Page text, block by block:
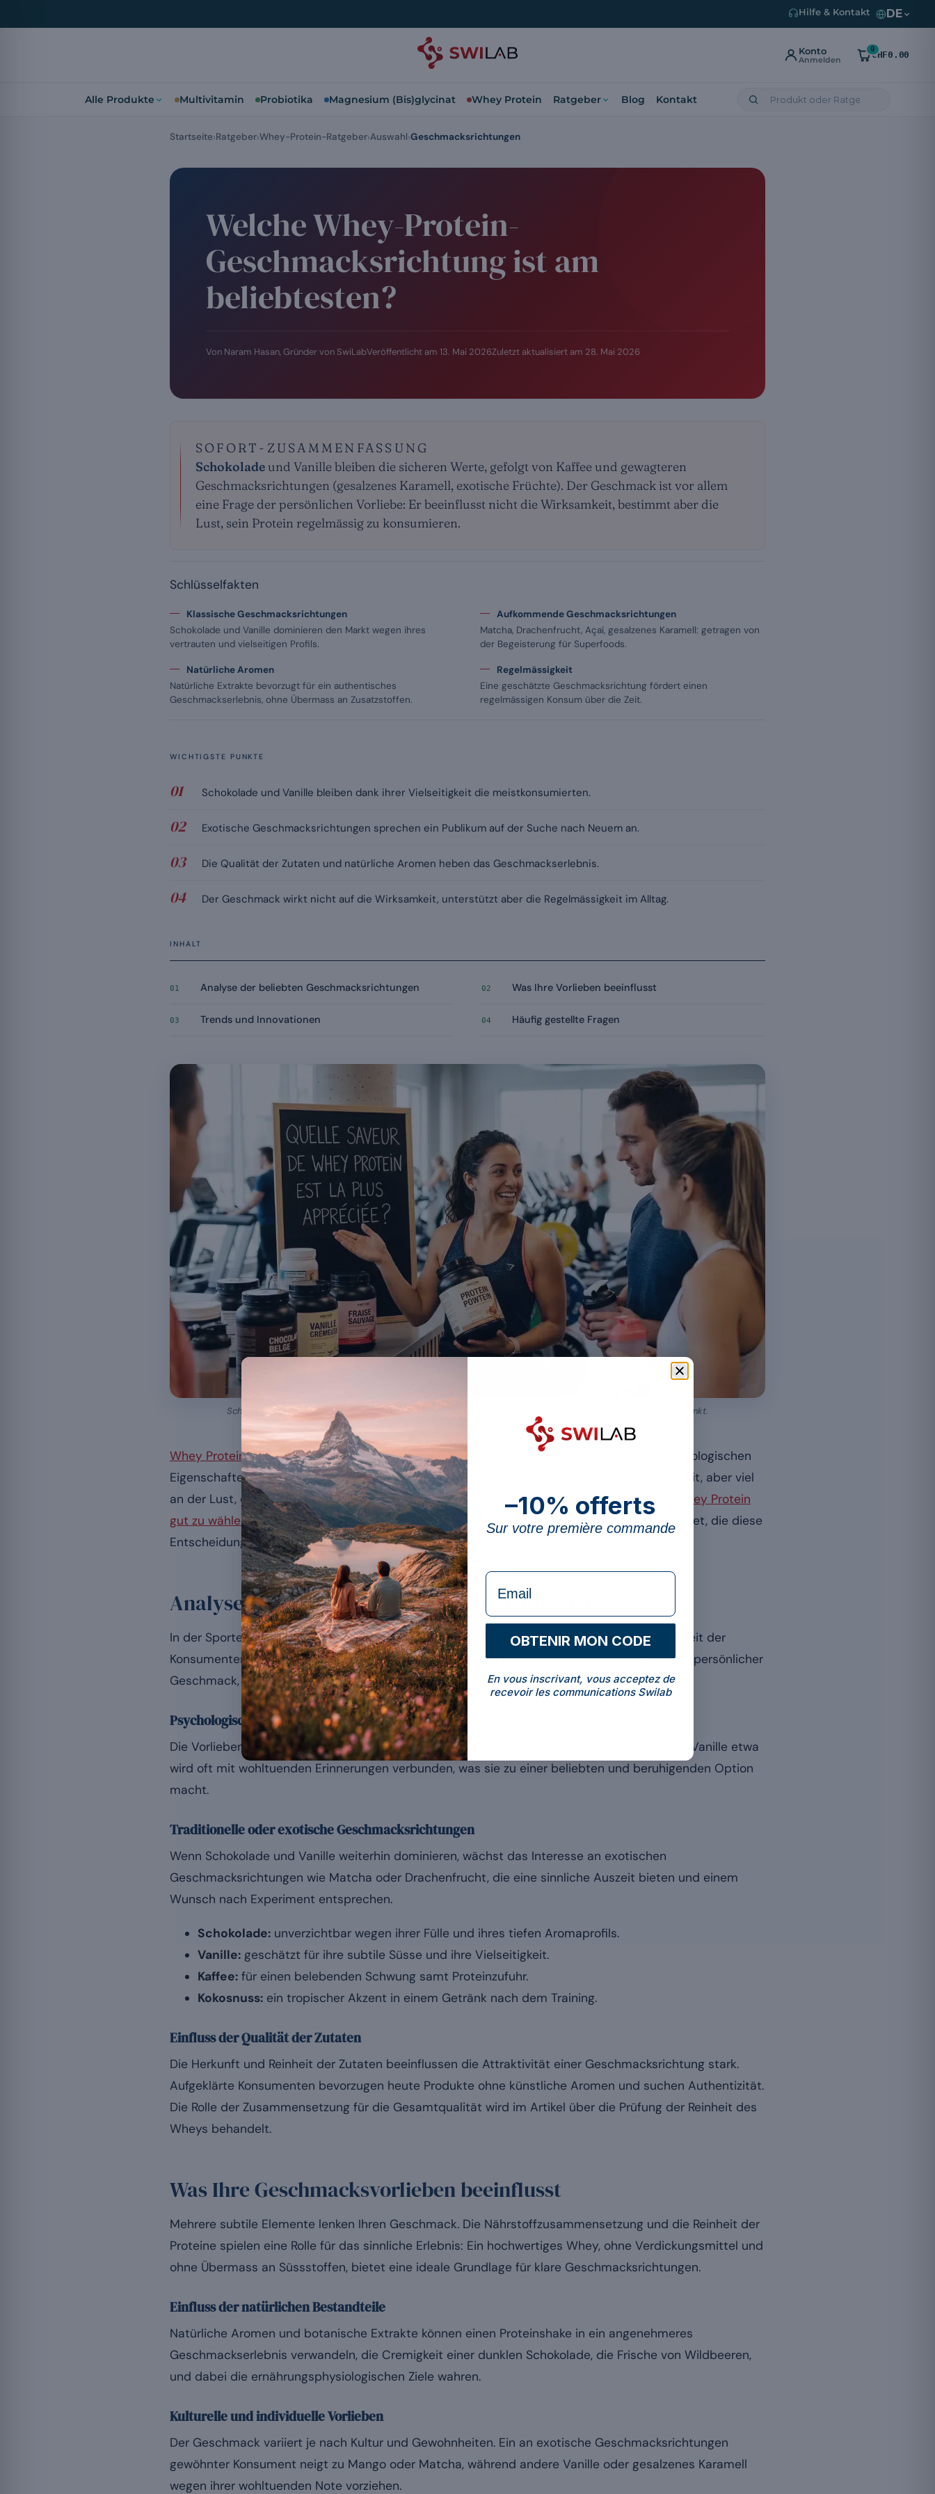
Hilfe & Kontakt DE
Konto
Anmelden
0
CHF0.00
Alle Produkte Multivitamin Probiotika Magnesium (Bis)glycinat Whey Protein Ratgeber Blog Kontakt
Welche Whey-Protein-
Geschmacksrichtung ist am
beliebtesten?
Von Naram Hasan, Gründer von SwiLabVeröffentlicht am 13. Mai 2026Zuletzt aktualisiert am 28. Mai 2026
SOFORT-ZUSAMMENFASSUNG
Schokoladeund Vanille bleiben die sicheren Werte, gefolgt von Kaffee und gewagteren
Geschmacksrichtungen (gesalzenes Karamell, exotische Früchte). Der Geschmack ist vor allem
eine Frage der persönlichen Vorliebe: Er beeinflusst nicht die Wirksamkeit, bestimmt aber die
Lust, sein Protein regelmässig zu konsumieren.
Schlüsselfakten
Klassische Geschmacksrichtungen
Schokolade und Vanille dominieren den Markt wegen ihres
vertrauten und vielseitigen Profils.
Aufkommende Geschmacksrichtungen
Matcha, Drachenfrucht, Açaí, gesalzenes Karamell: getragen von
der Begeisterung für Superfoods.
Natürliche Aromen
Natürliche Extrakte bevorzugt für ein authentisches
Geschmackserlebnis, ohne Übermass an Zusatzstoffen.
Regelmässigkeit
Eine geschätzte Geschmacksrichtung fördert einen
regelmässigen Konsum über die Zeit.
WICHTIGSTE PUNKTE
Schokolade und Vanille bleiben dank ihrer Vielseitigkeit die meistkonsumierten.
Exotische Geschmacksrichtungen sprechen ein Publikum auf der Suche nach Neuem an.
Die Qualität der Zutaten und natürliche Aromen heben das Geschmackserlebnis.
Der Geschmack wirkt nicht auf die Wirksamkeit, unterstützt aber die Regelmässigkeit im Alltag.
INHALT
01 Analyse der beliebten Geschmacksrichtungen 02 Was Ihre Vorlieben beeinflusst
03 Trends und Innovationen 04 Häufig gestellte Fragen
Schokolade und Vanille dominieren, doch die beste Geschmacksrichtung bleibt jene, die man jeden Tag gerne trinkt.
Whey Proteinist ein aus der Milch gewonnenes Protein, geschätzt für seine ernährungsphysiologischen
Eigenschaften und seine leichte Aufnahme. Der Geschmack ändert nichts an der Wirksamkeit, aber viel
an der Lust, es dauerhaft zu konsumieren. Diese Seite ergänzt unseren Ratgeber, umsein Whey Protein
gut zu wählen, indem sie die beliebtesten Geschmacksrichtungen und die Faktoren beleuchtet, die diese
Entscheidungen lenken.
Analyse der beliebten Geschmacksrichtungen
In der Sporternährung spielt der Geschmack eine Rolle für die Akzeptanz und die Zufriedenheit der
Konsumenten. Doch was macht eine Geschmacksrichtung beliebter als eine andere? Ein Teil persönlicher
Geschmack, ein Teil grundlegende Trends.
Psychologische und kulturelle Faktoren
Die Vorlieben werden durch frühere Geschmackserlebnisse und kulturelle Einflüsse geprägt. Vanille etwa
wird oft mit wohltuenden Erinnerungen verbunden, was sie zu einer beliebten und beruhigenden Option
macht.
Traditionelle oder exotische Geschmacksrichtungen
Wenn Schokolade und Vanille weiterhin dominieren, wächst das Interesse an exotischen
Geschmacksrichtungen wie Matcha oder Drachenfrucht, die eine sinnliche Auszeit bieten und einem
Wunsch nach Experiment entsprechen.
Schokolade: unverzichtbar wegen ihrer Fülle und ihres tiefen Aromaprofils.
Vanille: geschätzt für ihre subtile Süsse und ihre Vielseitigkeit.
Kaffee: für einen belebenden Schwung samt Proteinzufuhr.
Kokosnuss: ein tropischer Akzent in einem Getränk nach dem Training.
Einfluss der Qualität der Zutaten
Die Herkunft und Reinheit der Zutaten beeinflussen die Attraktivität einer Geschmacksrichtung stark.
Aufgeklärte Konsumenten bevorzugen heute Produkte ohne künstliche Aromen und suchen Authentizität.
Die Rolle der Zusammensetzung für die Gesamtqualität wird im Artikel über die Prüfung der Reinheit des
Wheys behandelt.
Was Ihre Geschmacksvorlieben beeinflusst
Mehrere subtile Elemente lenken Ihren Geschmack. Die Nährstoffzusammensetzung und die Reinheit der
Proteine spielen eine Rolle für das sinnliche Erlebnis: Ein hochwertiges Whey, ohne Verdickungsmittel und
ohne Übermass an Süssstoffen, bietet eine ideale Grundlage für klare Geschmacksrichtungen.
Einfluss der natürlichen Bestandteile
Natürliche Aromen und botanische Extrakte können einen Proteinshake in ein angenehmeres
Geschmackserlebnis verwandeln, die Cremigkeit einer dunklen Schokolade, die Frische von Wildbeeren,
und dabei die ernährungsphysiologischen Ziele wahren.
Kulturelle und individuelle Vorlieben
Der Geschmack variiert je nach Kultur und Gewohnheiten. Ein an exotische Geschmacksrichtungen
gewöhnter Konsument neigt zu Mango oder Matcha, während andere Vanille oder gesalzenes Karamell
wegen ihrer wohltuenden Note vorziehen.
Startseite Ratgeber Whey-Protein-Ratgeber Auswahl Geschmacksrichtungen
–10% offerts
Sur votre première commande
formulaire Email
OBTENIR MON CODE
En vous inscrivant, vous acceptez de
recevoir les communications Swilab